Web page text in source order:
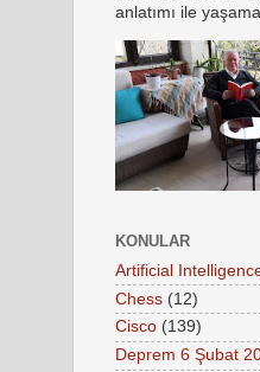
anlatımı ile
KONULAR
Artificial
Chess (12)
Cisco (139)
Deprem 6 Şubat